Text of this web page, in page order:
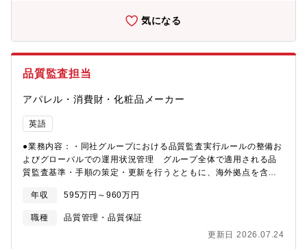
変更管理、教育、文書管理等）を推進する。
気になる
品質監査担当
アパレル・消費財・化粧品メーカー
英語
●業務内容：・同社グループにおける品質監査実行ルールの整備お
よびグローバルでの運用状況管理 グループ全体で適用される品
質監査基準・手順の策定・更新を行うとともに、海外拠点を含む
る。・製造所および物流センターへの品質監査（国内・海外）
国内外の製造拠点・物流拠点に対する監査を実施し、品質ポリシ
ーおよび関連法規・社内基準の遵守状況を確認するとともに、品
質リスクの特定と改善提案を行う。・製造所情報および契約の管
年収 595万円～960万円
職種
品質管理・品質保証
更新日 2026.07.24